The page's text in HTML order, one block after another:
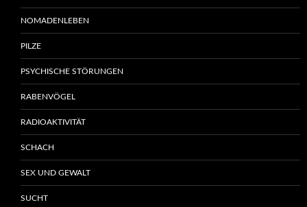
NOMADENLEBEN
PILZE
PSYCHISCHE STÖRUNGEN
RABENVÖGEL
RADIOAKTIVITÄT
SCHACH
SEX UND GEWALT
SUCHT